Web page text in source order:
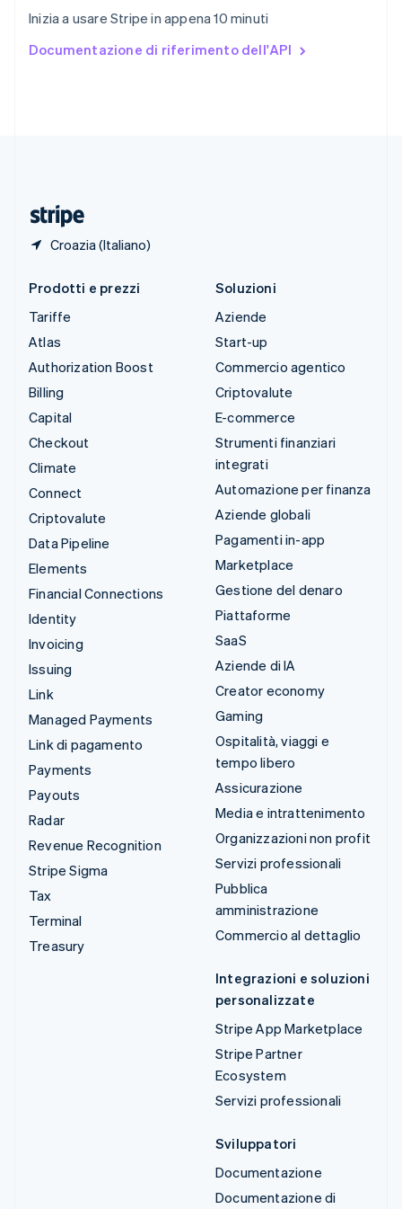
Inizia a usare Stripe in appena 10 minuti
Documentazione di riferimento dell'API
Croazia (Italiano)
EspañolEnglish
English Español 简体中文
Prodotti e prezzi
Tariffe
Atlas
Authorization Boost
Billing
Capital
Checkout
Climate
Connect
Criptovalute
Data Pipeline
Elements
Financial Connections
Identity
Invoicing
Issuing
Link
Managed Payments
Link di pagamento
Payments
Payouts
Radar
Revenue Recognition
Stripe Sigma
Tax
Terminal
Treasury
Soluzioni
Aziende
Start-up
Commercio agentico
Criptovalute
E-commerce
Strumenti finanziari
integrati
Automazione per finanza
Aziende globali
Pagamenti in-app
Marketplace
Gestione del denaro
Piattaforme
SaaS
Aziende di IA
Creator economy
Gaming
Ospitalità, viaggi e
tempo libero
Assicurazione
Media e intrattenimento
Organizzazioni non profit
Servizi professionali
Pubblica
amministrazione
Commercio al dettaglio
Integrazioni e soluzioni
personalizzate
Stripe App Marketplace
Stripe Partner
Ecosystem
Servizi professionali
Sviluppatori
Documentazione
Documentazione di